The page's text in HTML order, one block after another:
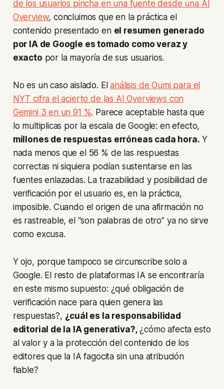
de los usuarios pincha en una fuente desde una AI
Overview, concluimos que en la práctica el
contenido presentado en el resumen generado
por IA de Google es tomado como veraz y
exacto por la mayoría de sus usuarios.
No es un caso aislado. Elanálisis de Oumi para el
NYT cifra el acierto de las AI Overviews con
Gemini 3 en un 91 %. Parece aceptable hasta que
lo multiplicas por la escala de Google: en efecto,
millones de respuestas erróneas cada hora. Y
nada menos que el 56 % de las respuestas
correctas ni siquiera podían sustentarse en las
fuentes enlazadas. La trazabilidad y posibilidad de
verificación por el usuario es, en la práctica,
imposible. Cuando el origen de una afirmación no
es rastreable, el “son palabras de otro” ya no sirve
como excusa.
Y ojo, porque tampoco se circunscribe solo a
Google. El resto de plataformas IA se encontraría
en este mismo supuesto: ¿qué obligación de
verificación nace para quien genera las
respuestas?, ¿cuál es la responsabilidad
editorial de la IA generativa?,¿cómo afecta esto
al valor y a la protección del contenido de los
editores que la IA fagocita sin una atribución
fiable?